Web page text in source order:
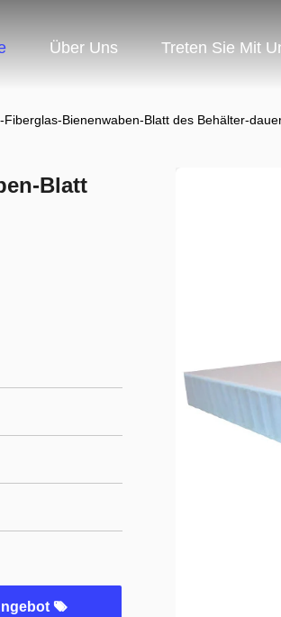
Über Uns Treten Sie Mit
Fiberglas-Bienenwaben-Blatt des Behälter-
Blatt